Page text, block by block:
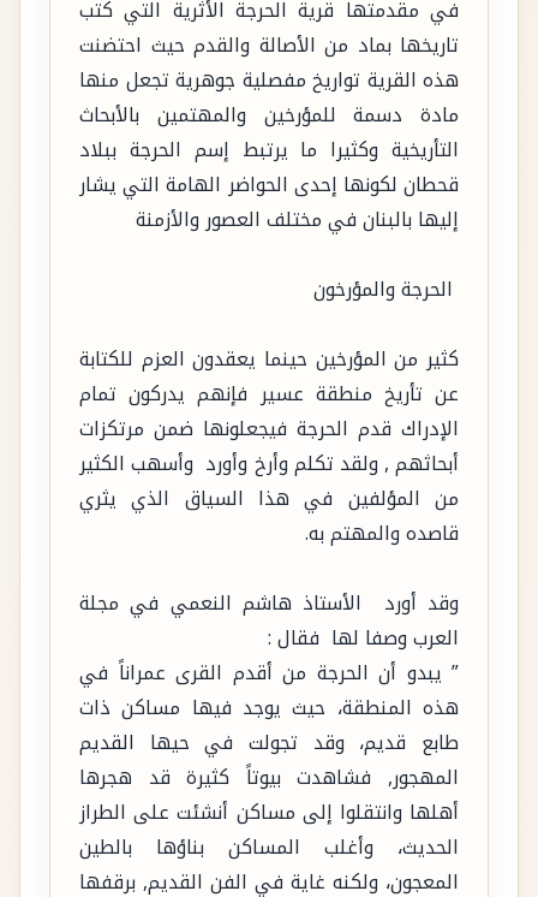
في مقدمتها قرية الحرجة الأثرية التي كتب
تاريخها بماد من الأصالة والقدم حيث احتضنت
هذه القرية تواريخ مفصلية جوهرية تجعل منها
مادة دسمة للمؤرخين والمهتمين بالأبحاث
التأريخية وكثيرا ما يرتبط إسم الحرجة ببلاد
قحطان لكونها إحدى الحواضر الهامة التي يشار
إليها بالبنان في مختلف العصور والأزمنة
الحرجة والمؤرخون
كثير من المؤرخين حينما يعقدون العزم للكتابة
عن تأريخ منطقة عسير فإنهم يدركون تمام
الإدراك قدم الحرجة فيجعلونها ضمن مرتكزات
أبحاثهم , ولقد تكلم وأرخ وأورد وأسهب الكثير
من المؤلفين في هذا السياق الذي يثري
قاصده والمهتم به.
وقد أورد الأستاذ هاشم النعمي في مجلة
العرب وصفا لها فقال :
” يبدو أن الحرجة من أقدم القرى عمراناً في
هذه المنطقة، حيث يوجد فيها مساكن ذات
طابع قديم، وقد تجولت في حيها القديم
المهجور, فشاهدت بيوتاً كثيرة قد هجرها
أهلها وانتقلوا إلى مساكن أنشئت على الطراز
الحديث، وأغلب المساكن بناؤها بالطين
المعجون، ولكنه غاية في الفن القديم, برقفها